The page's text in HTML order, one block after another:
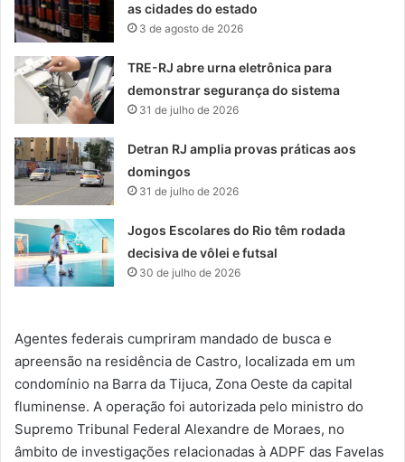
as cidades do estado
3 de agosto de 2026
TRE-RJ abre urna eletrônica para
demonstrar segurança do sistema
31 de julho de 2026
Detran RJ amplia provas práticas aos
domingos
31 de julho de 2026
Jogos Escolares do Rio têm rodada
decisiva de vôlei e futsal
30 de julho de 2026
Agentes federais cumpriram mandado de busca e
apreensão na residência de Castro, localizada em um
condomínio na Barra da Tijuca, Zona Oeste da capital
fluminense. A operação foi autorizada pelo ministro do
Supremo Tribunal Federal Alexandre de Moraes, no
âmbito de investigações relacionadas à ADPF das Favelas